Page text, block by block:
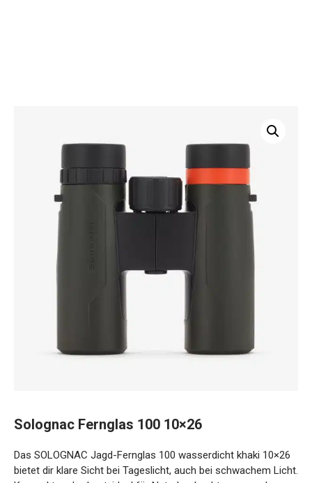
10×26 bietet dir klare Sicht bei Tageslicht, auch bei
schwachem Licht. Kompakt und robust, ideal für